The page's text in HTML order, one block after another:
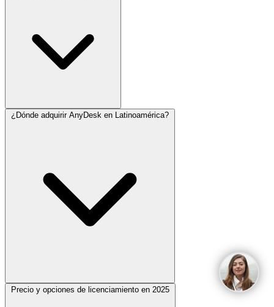
¿Dónde adquirir AnyDesk en Latinoamérica?
Precio y opciones de licenciamiento en 2025